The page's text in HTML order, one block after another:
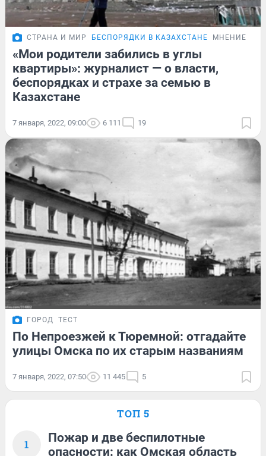
СТРАНА И МИР БЕСПОРЯДКИ В КАЗАХСТАНЕ МНЕНИЕ
«Мои родители забились в углы
квартиры»: журналист — о власти,
беспорядках и страхе за семью в
Казахстане
7 января, 2022, 09:00 6 111 19
ГОРОД ТЕСТ
По Непроезжей к Тюремной: отгадайте
улицы Омска по их старым названиям
7 января, 2022, 07:50 11 445 5
ТОП 5
1
Пожар и две беспилотные
опасности: как Омская область